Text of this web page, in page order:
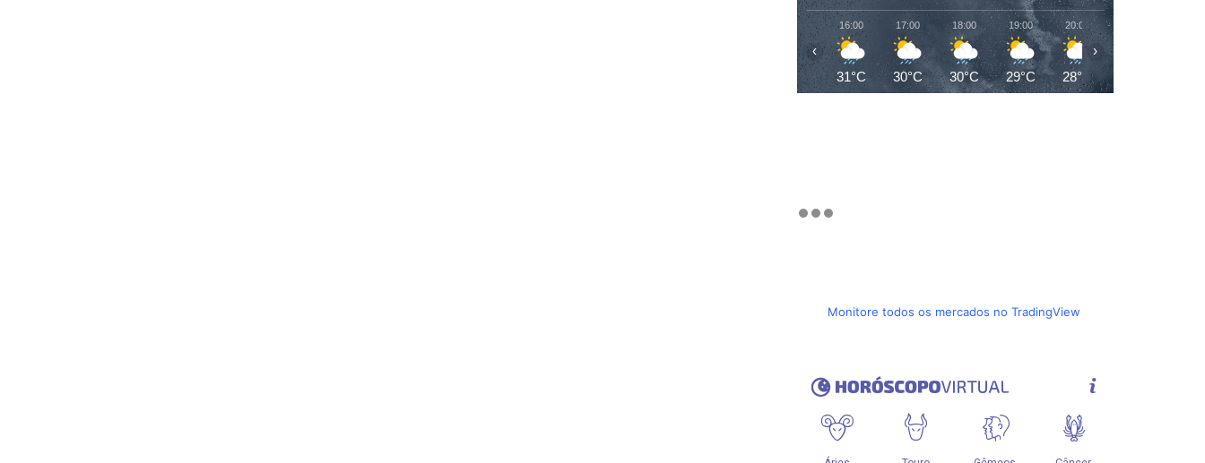
16:00
31°C
17:00
30°C
18:00
30°C
19:00
29°C
20:00
28°C
‹ ›
Monitore todos os mercados no TradingView